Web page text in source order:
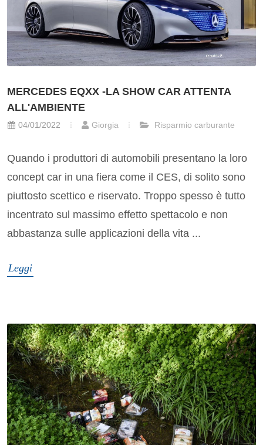
MERCEDES EQXX -LA SHOW CAR ATTENTA
ALL'AMBIENTE
04/01/2022 Giorgia Risparmio carburante
Quando i produttori di automobili presentano la loro
concept car in una fiera come il CES, di solito sono
piuttosto scettico e riservato. Troppo spesso è tutto
incentrato sul massimo effetto spettacolo e non
abbastanza sulle applicazioni della vita ...
Leggi